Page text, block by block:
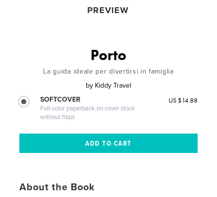
PREVIEW
Porto
La guida ideale per divertirsi in famiglia
by Kiddy Travel
SOFTCOVER
Full-color paperback on cover stock
without flaps
US $14.88
About the Book